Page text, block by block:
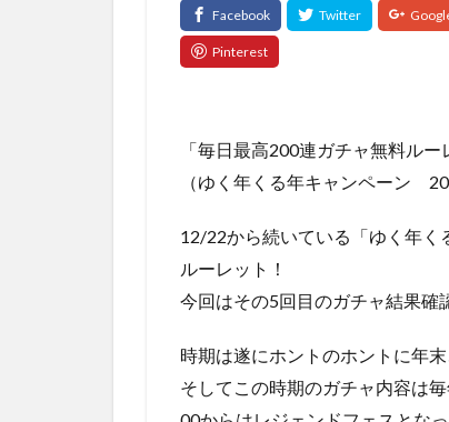
「毎日最高200連ガチャ無料ル
（ゆく年くる年キャンペーン
12/22から続いている「ゆく年く
ルーレット！
今回はその5回目のガチャ結果確
時期は遂にホントのホントに年
そしてこの時期のガチャ内容は